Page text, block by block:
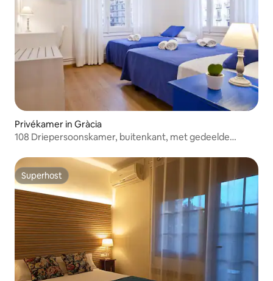
Privékamer in Gràcia
108 Driepersoonskamer, buitenkant, met gedeelde
Superhost
Superhost